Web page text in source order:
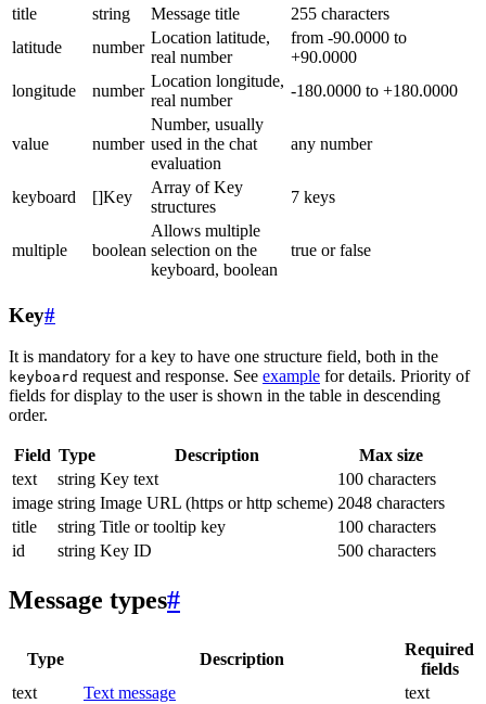
title
string Message title
255 characters
latitude
number
Location latitude,
real number
from -90.0000 to
+90.0000
longitude
number
Location longitude,
real number
-180.0000 to +180.0000
value number
Number, usually
used in the chat
evaluation
any number
keyboard []Key
Array of Key
structures
7 keys
multiple boolean
Allows multiple
selection on the
keyboard, boolean
true or false
Key#
It is mandatory for a key to have one structure field, both in the
keyboard request and response. See example for details. Priority of
fields for display to the user is shown in the table in descending
order.
Field Type Description
Max size
text
string Key text
100 characters
image string Image URL (https or http scheme) 2048 characters
title
string Title or tooltip key
100 characters
id
string Key ID 500 characters
Message types#
Type Description
Required
fields
text
Text message
text